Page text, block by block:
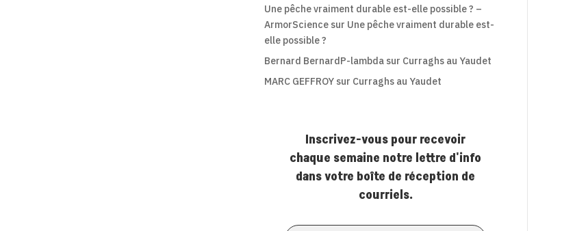
Une pêche vraiment durable est-elle possible ? –
ArmorScience sur Une pêche vraiment durable est-
elle possible ?
Bernard BernardP-lambda sur Curraghs au Yaudet
MARC GEFFROY sur Curraghs au Yaudet
Inscrivez-vous pour recevoir
chaque semaine notre lettre d'info
dans votre boîte de réception de
courriels.